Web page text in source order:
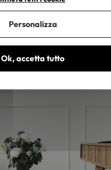
Ok, accetta tutto
Personalizza